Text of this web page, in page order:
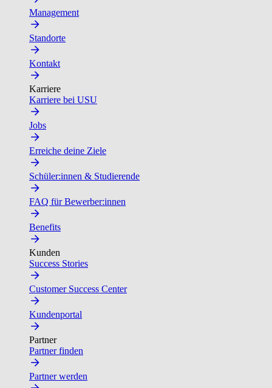
Management
Standorte
Kontakt
Karriere
Karriere bei USU
Jobs
Erreiche deine Ziele
Schüler:innen & Studierende
FAQ für Bewerber:innen
Benefits
Kunden
Success Stories
Customer Success Center
Kundenportal
Partner
Partner finden
Partner werden